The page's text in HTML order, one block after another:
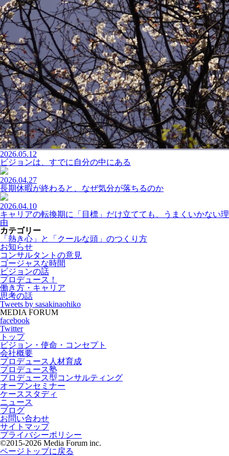
2026.05.12
ビジョンは、すでに自分の中にある
2026.04.27
長期休暇が終わると、なぜ気分が落ちるのか
2026.04.10
キャリアの転換期に「目標」だけ立てても、うまくいかない理
由
カテゴリー
「熱き心」と「クールな頭」のつくり方
お知らせ
コンサルタントの意見
ゴージャスな時間
ビジョンの話
プロデュース！
働き方・キャリア
思考の話
Tweets by sasakinaohiko
MEDIA FORUM
facebook
Twitter
トップ
ビジョン・使命・コンセプト
会社概要
プロデュース人材育成
プロデュース塾
プロデュース型コンサルティング
オープンセミナー
ケーススタディ
ニュース
ブログ
お問い合わせ
サイトマップ
プライバシーポリシー
©2015-2026 Media Forum inc.
ページトップに戻る